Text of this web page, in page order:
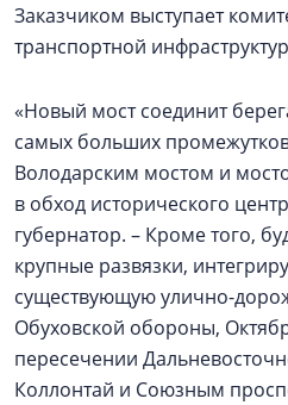
Заказчиком выступает
транспортной
«Новый мост соединит
самых больших
Володарским мостом и
в обход исторического
губернатор. – Кроме того,
крупные развязки,
существующую улично-
Обуховской обороны,
пересечении
Коллонтай и Союзным